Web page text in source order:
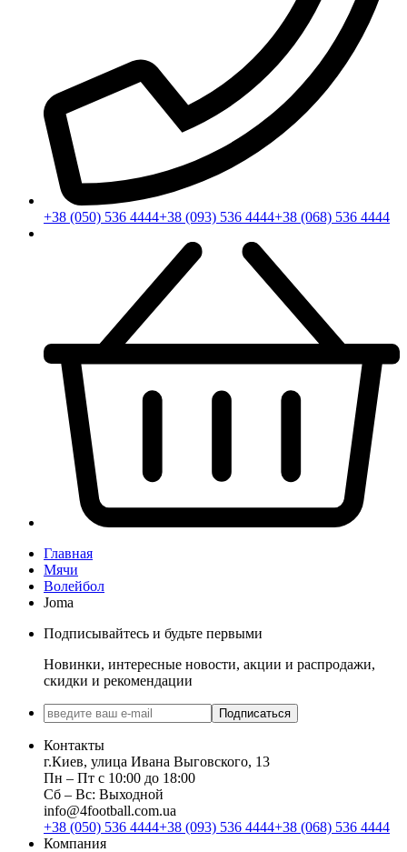
+38 (050) 536 4444+38 (093) 536 4444+38 (068) 536 4444
Главная
Мячи
Волейбол
Joma
Подписывайтесь и будьте первыми
Новинки, интересные новости, акции и распродажи,
скидки и рекомендации
Подписаться
Контакты
г.Киев, улица Ивана Выговского, 13
Пн ‒ Пт с 10:00 до 18:00
Сб ‒ Вс: Выходной
info@4football.com.ua
+38 (050) 536 4444+38 (093) 536 4444+38 (068) 536 4444
Компания